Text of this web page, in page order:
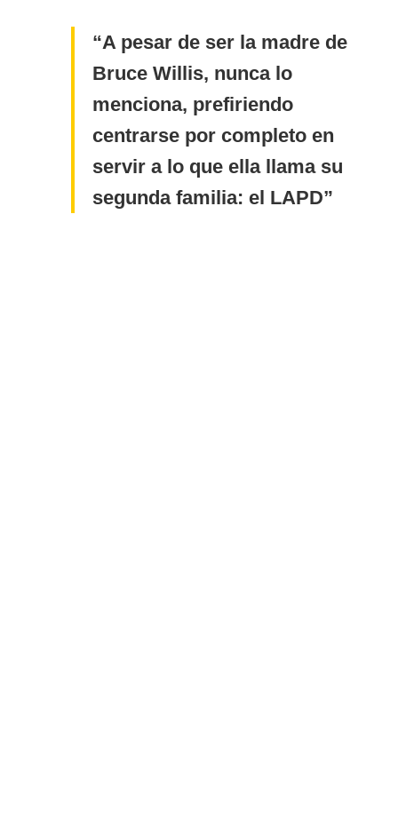
A pesar de ser la madre de
Bruce Willis, nunca lo
menciona, prefiriendo
centrarse por completo en
servir a lo que ella llama su
segunda familia: el LAPD